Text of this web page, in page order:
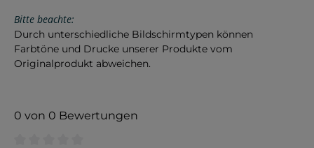
Bitte beachte:
Durch unterschiedliche Bildschirmtypen können
Farbtöne und Drucke unserer Produkte vom
Originalprodukt abweichen.
0 von 0 Bewertungen